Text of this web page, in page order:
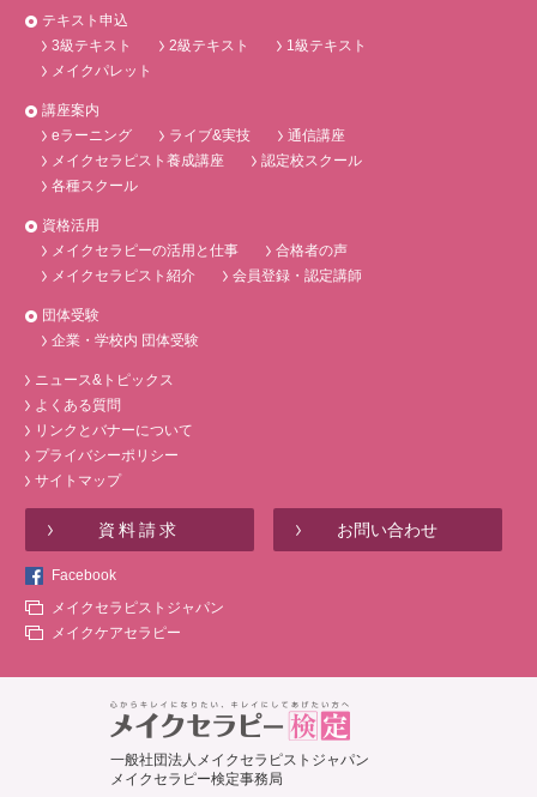
テキスト申込
3級テキスト
2級テキスト
1級テキスト
メイクパレット
講座案内
eラーニング
ライブ&実技
通信講座
メイクセラピスト養成講座
認定校スクール
各種スクール
資格活用
メイクセラピーの活用と仕事
合格者の声
メイクセラピスト紹介
会員登録・認定講師
団体受験
企業・学校内 団体受験
ニュース&トピックス
よくある質問
リンクとバナーについて
プライバシーポリシー
サイトマップ
資料請求 お問い合わせ
Facebook
メイクセラピストジャパン
メイクケアセラピー
一般社団法人メイクセラピストジャパン
メイクセラピー検定事務局